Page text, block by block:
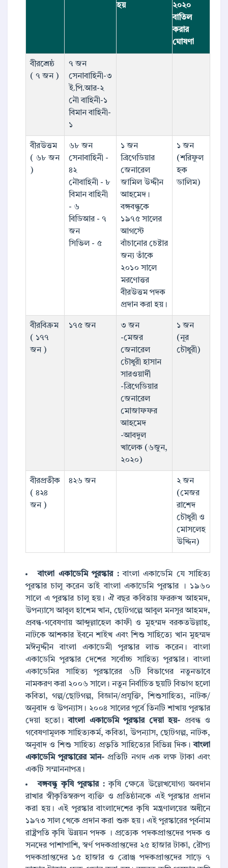
হয়
২০২০
বাতিল
করার
ঘোষণা
বীরশ্রেষ্ঠ
( ৭ জন )
৭ জন
সেনাবাহিনী-৩
ই.পি.আর-২
নৌ বাহিনী-১
বিমান বাহিনী-
১
বীরউত্তম
( ৬৮ জন
)
৬৮ জন
সেনাবাহিনী -
৪২
নৌবাহিনী - ৮
বিমান বাহিনী
- ৬
বিডিআর - ৭
জন
সিভিল - ৫
১ জন
ব্রিগেডিয়ার
জেনারেল
জামিল উদ্দীন
আহমেদ।
বঙ্গবন্ধুকে
১৯৭৫ সালের
আগস্টে
বাঁচানোর চেষ্টার
জন্য তাঁকে
২০১০ সালে
মরণোত্তর
বীরউত্তম পদক
প্রদান করা হয়।
১ জন
(শরিফুল
হক
ডালিম)
বীরবিক্রম
( ১৭৭
জন )
১৭৫ জন
৩ জন
-মেজর
জেনারেল
চৌধুরী হাসান
সারওয়ার্দী
-ব্রিগেডিয়ার
জেনারেল
মোজাফফর
আহমেদ
-আবদুল
খালেক (৬জুন,
২০২০)
১ জন
(নূর
চৌধুরী)
বীরপ্রতীক
( ৪২৪
জন )
৪২৬ জন
২ জন
(মেজর
রাশেদ
চৌধুরী ও
মোসলেহ
উদ্দিন)
বাংলা একাডেমি পুরস্কার :বাংলা একাডেমি যে সাহিত্য
পুরস্কার চালু করেন তাই বাংলা একাডেমি পুরস্কার । ১৯৬০
সালে এ পুরস্কার চালু হয়। ঐ বছর কবিতায় ফররুখ আহমদ,
উপন্যাসে আবুল হাশেম খান, ছোটগল্পে আবুল মনসুর আহমদ,
প্রবন্ধ-গবেষণায় আব্দুল্লাহেল কাফী ও মুহম্মদ বরকতউল্লাহ,
নাটকে আশকার ইবনে শাইখ এবং শিশু সাহিত্যে খান মুহম্মদ
মঈনুদ্দীন বাংলা একাডেমী পুরস্কার লাভ করেন। বাংলা
একাডেমি পুরস্কার দেশের সর্বোচ্চ সাহিত্য পুরস্কার। বাংলা
একাডেমির সাহিত্য পুরস্কারের ৬টি বিভাগের নতুনভাবে
নামকরণ করা ২০০৬ সালে। নতুন নির্বাচিত ছয়টি বিভাগ হলো
কবিতা, গল্প/ছোটগল্প, বিজ্ঞান/প্রযুক্তি, শিশুসাহিত্য, নাটক/
অনুবাদ ও উপন্যাস। ২০০৪ সালের পূর্বে তিনটি শাখায় পুরস্কার
দেয়া হতো।বাংলা একাডেমি পুরস্কার দেয়া হয়- প্রবন্ধ ও
গবেষণামূলক সাহিত্যকর্ম, কবিতা, উপন্যাস, ছোটগল্প, নাটক,
অনুবাদ ও শিশু সাহিত্য প্রভৃতি সাহিত্যের বিভিন্ন দিক।বাংলা
একাডেমি পুরস্কারের মান-প্রতিটি নগদ এক লক্ষ টাকা এবং
একটি সম্মাননাপত্র।
বঙ্গবন্ধু কৃষি পুরস্কার :কৃষি ক্ষেত্রে উল্লেখযোগ্য অবদান
রাখার স্বীকৃতিস্বরুপ ব্যক্তি ও প্রতিষ্ঠানকে এই পুরস্কার প্রদান
করা হয়। এই পুরস্কার বাংলাদেশের কৃষি মন্ত্রণালয়ের অধীনে
১৯৭৩ সাল থেকে প্রদান করা শুরু হয়। এই পুরস্কারের পূর্বনাম
রাষ্ট্রপতি কৃষি উন্নয়ন পদক । প্রত্যেক পদকপ্রাপ্তদের পদক ও
সনদের পাশাপাশি, স্বর্ণ পদকপ্রাপ্তদের ২৫ হাজার টাকা, রৌপ্য
পদকপ্রাপ্তদের ১৫ হাজার ও ব্রোঞ্জ পদকপ্রাপ্তদের সাড়ে ৭